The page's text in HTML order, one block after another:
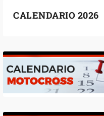
CALENDARIO 2026